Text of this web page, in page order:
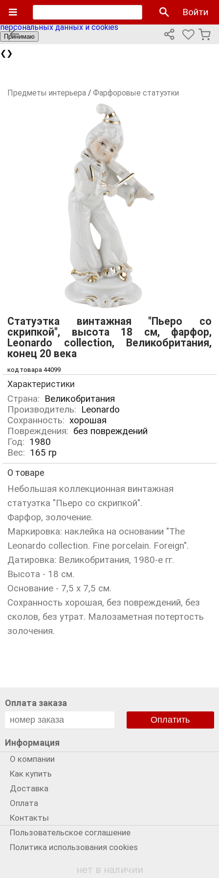
Мы используем cookies файлы для улучшения работы
сайта и персонализации. Продолжая пользоваться сайтом
вы соглашаетесь с нашейполитикой использования
персональных данных и cookies
Принимаю
❮ ❯
Войти
Предметы интерьера / Фарфоровые статуэтки
Статуэтка винтажная "Пьеро со
скрипкой", высота 18 см, фарфор,
Leonardo collection, Великобритания,
конец 20 века
код товара 44099
Характеристики
Страна: Великобритания
Производитель: Leonardo
Сохранность: хорошая
Повреждения: без повреждений
Год: 1980
Вес: 165 гр
О товаре
Небольшая коллекционная винтажная
статуэтка "Пьеро со скрипкой".
Фарфор, золочение.
Маркировка: наклейка на основании "The
Leonardo collection. Fine porcelain. Foreign".
Датировка: Великобритания, 1980-е гг.
Высота - 18 см.
Основание - 7,5 х 7,5 см.
Сохранность хорошая, без повреждений, без
сколов, без утрат. Малозаметная потертость
золочения.
нет в наличии
Оплата заказа
Оплатить
Информация
О компании
Как купить
Доставка
Оплата
Контакты
Пользовательское соглашение
Политика использования cookies